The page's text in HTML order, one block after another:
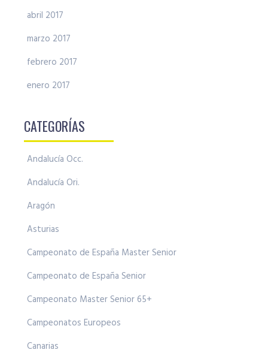
abril 2017
marzo 2017
febrero 2017
enero 2017
CATEGORÍAS
Andalucía Occ.
Andalucía Ori.
Aragón
Asturias
Campeonato de España Master Senior
Campeonato de España Senior
Campeonato Master Senior 65+
Campeonatos Europeos
Canarias